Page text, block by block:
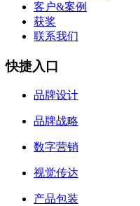
客户&案例
获奖
联系我们
快捷入口
品牌设计
品牌战略
数字营销
视觉传达
产品包装